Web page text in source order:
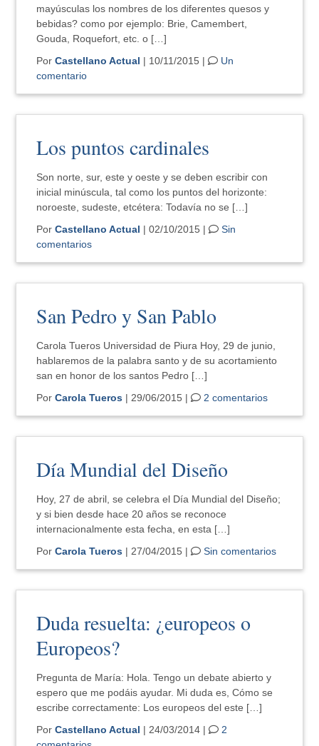
mayúsculas los nombres de los diferentes quesos y
bebidas? como por ejemplo: Brie, Camembert,
Gouda, Roquefort, etc. o […]
PorCastellano Actual | 10/11/2015 |
Un
comentario
Los puntos cardinales
Son norte, sur, este y oeste y se deben escribir con
inicial minúscula, tal como los puntos del horizonte:
noroeste, sudeste, etcétera: Todavía no se […]
PorCastellano Actual | 02/10/2015 |
Sin
comentarios
San Pedro y San Pablo
Carola Tueros Universidad de Piura Hoy, 29 de junio,
hablaremos de la palabra santo y de su acortamiento
san en honor de los santos Pedro […]
PorCarola Tueros | 29/06/2015 | 2 comentarios
Día Mundial del Diseño
Hoy, 27 de abril, se celebra el Día Mundial del Diseño;
y si bien desde hace 20 años se reconoce
internacionalmente esta fecha, en esta […]
PorCarola Tueros | 27/04/2015 | Sin comentarios
Duda resuelta: ¿europeos o
Europeos?
Pregunta de María: Hola. Tengo un debate abierto y
espero que me podáis ayudar. Mi duda es, Cómo se
escribe correctamente: Los europeos del este […]
PorCastellano Actual | 24/03/2014 |
2